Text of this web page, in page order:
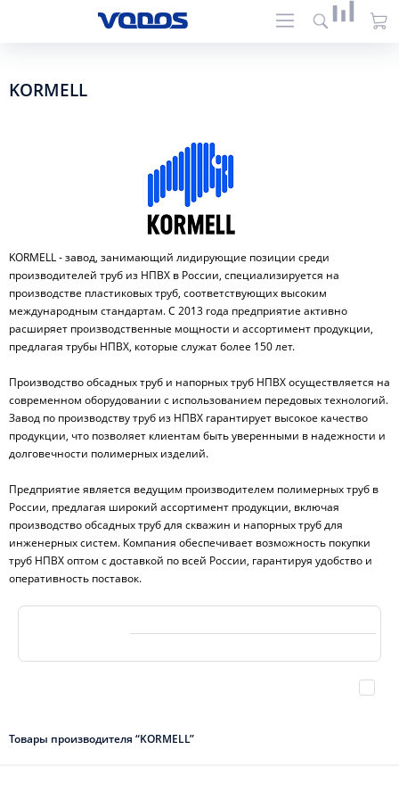
KORMELL
KORMELL - завод, занимающий лидирующие позиции среди
производителей труб из НПВХ в России, специализируется на
производстве пластиковых труб, соответствующих высоким
международным стандартам. С 2013 года предприятие активно
расширяет производственные мощности и ассортимент продукции,
предлагая трубы НПВХ, которые служат более 150 лет.
Производство обсадных труб и напорных труб НПВХ осуществляется на
современном оборудовании с использованием передовых технологий.
Завод по производству труб из НПВХ гарантирует высокое качество
продукции, что позволяет клиентам быть уверенными в надежности и
долговечности полимерных изделий.
Предприятие является ведущим производителем полимерных труб в
России, предлагая широкий ассортимент продукции, включая
производство обсадных труб для скважин и напорных труб для
инженерных систем. Компания обеспечивает возможность покупки
труб НПВХ оптом с доставкой по всей России, гарантируя удобство и
оперативность поставок.
Товары производителя “KORMELL”